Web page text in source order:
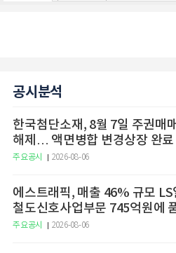
공시분석
한국첨단소재, 8월 7일 주권매
해제… 액면병합 변경상장 완료
주요공시 2026-08-06
에스트래픽, 매출 46% 규모 LS
철도신호사업부문 745억원에
주요공시 2026-08-06